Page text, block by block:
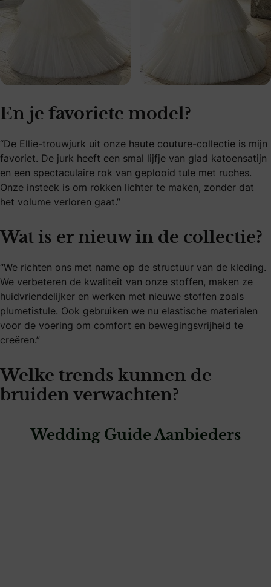
En je favoriete model?
“De Ellie-trouwjurk uit onze haute couture-collectie is mijn
favoriet. De jurk heeft een smal lijfje van glad katoensatijn
en een spectaculaire rok van geplooid tule met ruches.
Onze insteek is om rokken lichter te maken, zonder dat
het volume verloren gaat.”
Wat is er nieuw in de collectie?
“We richten ons met name op de structuur van de kleding.
We verbeteren de kwaliteit van onze stoffen, maken ze
huidvriendelijker en werken met nieuwe stoffen zoals
plumetistule. Ook gebruiken we nu elastische materialen
voor de voering om comfort en bewegingsvrijheid te
creëren.”
Welke trends kunnen de
bruiden verwachten?
Wedding Guide Aanbieders